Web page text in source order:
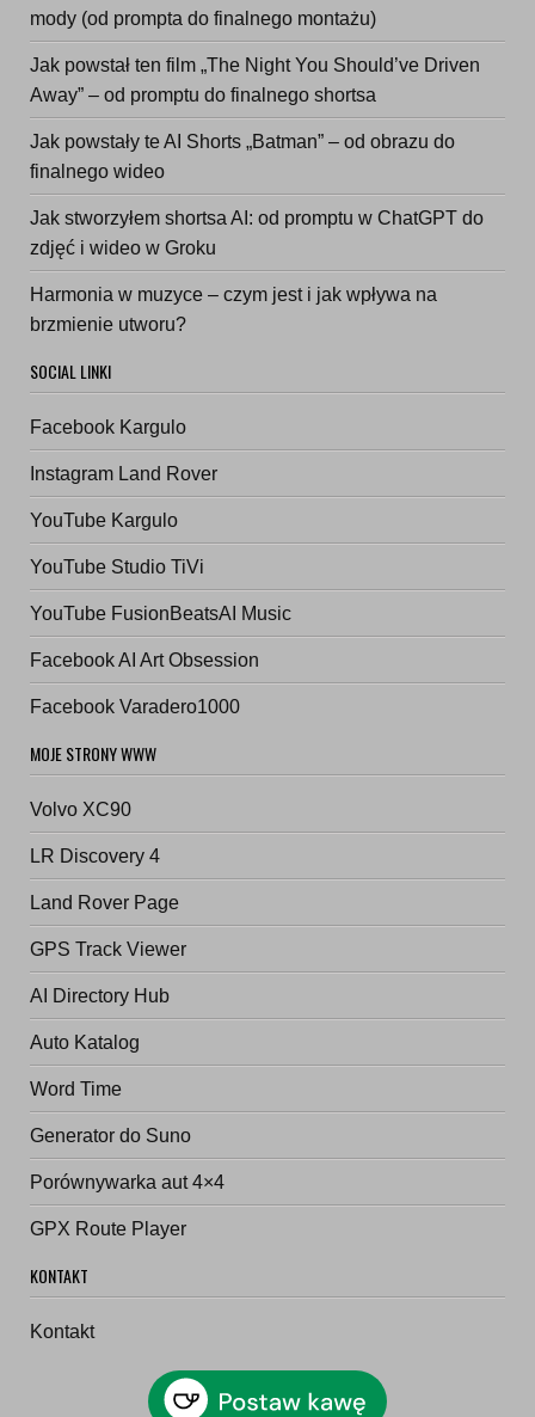
mody (od prompta do finalnego montażu)
Jak powstał ten film „The Night You Should’ve Driven
Away” – od promptu do finalnego shortsa
Jak powstały te AI Shorts „Batman” – od obrazu do
finalnego wideo
Jak stworzyłem shortsa AI: od promptu w ChatGPT do
zdjęć i wideo w Groku
Harmonia w muzyce – czym jest i jak wpływa na
brzmienie utworu?
SOCIAL LINKI
Facebook Kargulo
Instagram Land Rover
YouTube Kargulo
YouTube Studio TiVi
YouTube FusionBeatsAI Music
Facebook AI Art Obsession
Facebook Varadero1000
MOJE STRONY WWW
Volvo XC90
LR Discovery 4
Land Rover Page
GPS Track Viewer
AI Directory Hub
Auto Katalog
Word Time
Generator do Suno
Porównywarka aut 4×4
GPX Route Player
KONTAKT
Kontakt